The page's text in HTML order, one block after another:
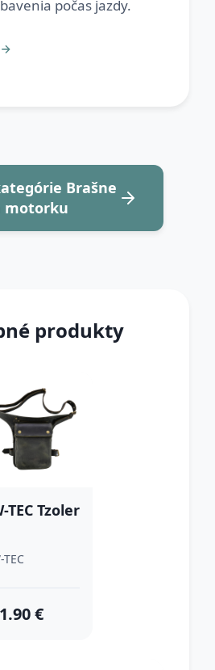
Brašne
motorku
produkty
TEC Tzoler
TEC
€